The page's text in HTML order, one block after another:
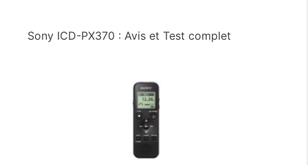
Sony ICD-PX370 : Avis et Test complet